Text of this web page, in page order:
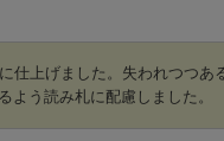
仕上げました。失われつつ
よう読み札に配慮しました。